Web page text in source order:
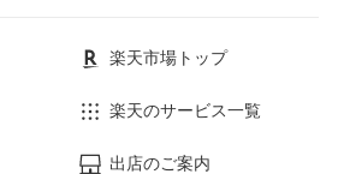
楽天市場トップ
楽天のサービス一覧
出店のご案内